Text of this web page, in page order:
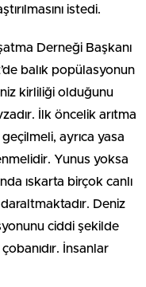
istedi.
Derneği Başkanı
balık popülasyonun
kirliliği olduğunu
İlk öncelik arıtma
ayrıca yasa
Yunus yoksa
ıskarta birçok canlı
Deniz
ciddi şekilde
İnsanlar